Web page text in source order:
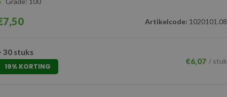
Artikelcode: 1020101.08
30 stuks
19% KORTING
€6,07 / stuk